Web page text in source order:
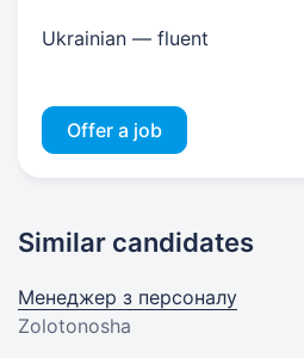
Ukrainian — fluent
Offer a job
Similar candidates
Менеджер з персоналу
Zolotonosha